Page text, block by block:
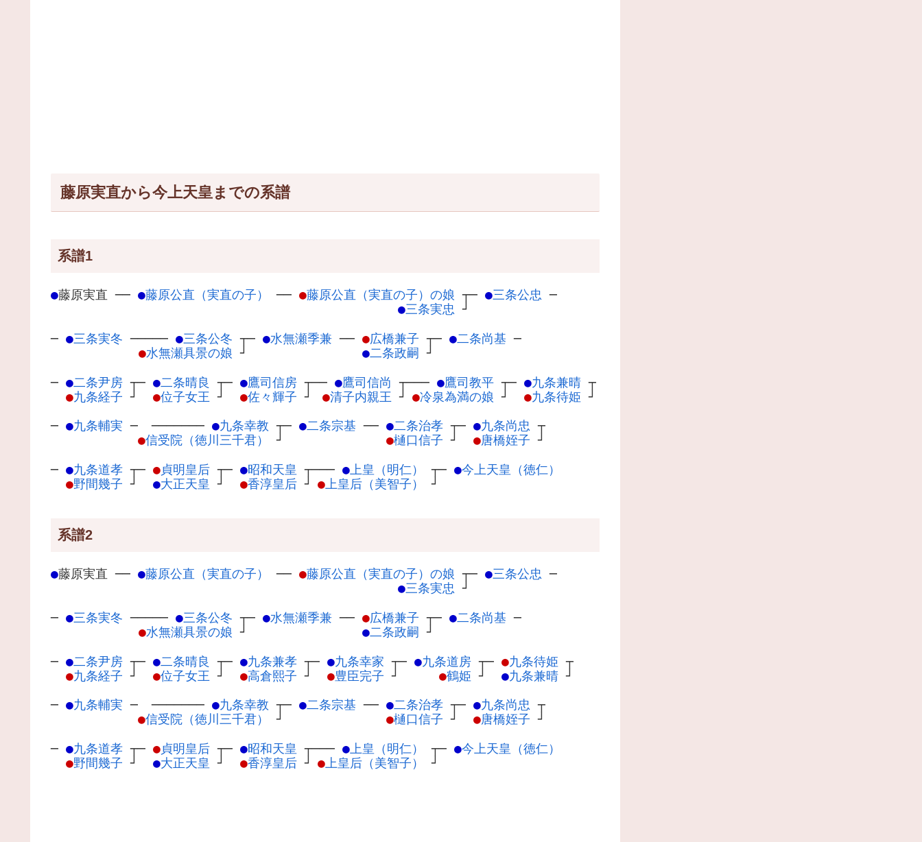
藤原実直から今上天皇までの系譜
系譜1
●藤原実直 ── ●藤原公直（実直の子） ── ●藤原公直（実直の子）の娘 ┬
●三条実忠 ┘
─ ●三条公忠 ─
─ ●三条実冬 ───── ●三条公冬 ┬
●水無瀬具景の娘 ┘
─ ●水無瀬季兼 ── ●広橋兼子 ┬
●二条政嗣 ┘
─ ●二条尚基 ─
─ ●二条尹房 ┬
●九条経子 ┘
─ ●二条晴良
┬
●位子女王 ┘
─ ●鷹司信房 ┬
●佐々輝子 ┘
── ●鷹司信尚 ┬
●清子内親王 ┘
─── ●鷹司教平 ┬
●冷泉為満の娘 ┘
─ ●九条兼晴 ┬
●九条待姫 ┘
─ ●九条輔実 ─ ─────── ●九条幸教 ┬
●信受院（徳川三千君） ┘
─ ●二条宗基 ── ●二条治孝 ┬
●樋口信子 ┘
─ ●九条尚忠 ┬
●唐橋姪子 ┘
─ ●九条道孝 ┬
●野間幾子 ┘
─ ●貞明皇后 ┬
●大正天皇 ┘
─ ●昭和天皇 ┬
●香淳皇后 ┘
─── ● 上皇（明仁）
┬
● 上皇后（美智子） ┘
─ ●今上天皇（徳仁）
系譜2
●藤原実直 ── ●藤原公直（実直の子） ── ●藤原公直（実直の子）の娘 ┬
●三条実忠 ┘
─ ●三条公忠 ─
─ ●三条実冬 ───── ●三条公冬 ┬
●水無瀬具景の娘 ┘
─ ●水無瀬季兼 ── ●広橋兼子 ┬
●二条政嗣 ┘
─ ●二条尚基 ─
─ ●二条尹房 ┬
●九条経子 ┘
─ ●二条晴良
┬
●位子女王 ┘
─ ●九条兼孝 ┬
●高倉熙子 ┘
─ ●九条幸家 ┬
●豊臣完子 ┘
─ ●九条道房 ┬
●鶴姫 ┘
─ ●九条待姫 ┬
●九条兼晴 ┘
─ ●九条輔実 ─ ─────── ●九条幸教 ┬
●信受院（徳川三千君） ┘
─ ●二条宗基 ── ●二条治孝 ┬
●樋口信子 ┘
─ ●九条尚忠 ┬
●唐橋姪子 ┘
─ ●九条道孝 ┬
●野間幾子 ┘
─ ●貞明皇后 ┬
●大正天皇 ┘
─ ●昭和天皇 ┬
●香淳皇后 ┘
─── ● 上皇（明仁）
┬
● 上皇后（美智子） ┘
─ ●今上天皇（徳仁）